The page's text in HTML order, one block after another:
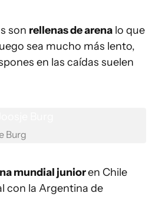
son rellenas de arena lo que
sea mucho más lento,
en las caídas suelen
Burg
mundial junioren Chile
con la Argentina de